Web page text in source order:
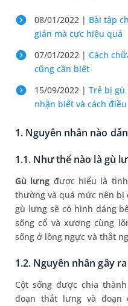
08/01/2022 | Bài tập
giản mà cực hiệu quả
07/01/2022 | Cách
cũng cần biết
15/09/2022 | Trẻ bị gù
nhận biết và cách
1. Nguyên nhân nào
1.1. Như thế nào là gù
Gù lưng được hiểu là
thường và quá mức nên bị
gù lưng sẽ có hình dáng
sống cổ và xương cùng
sống ở lồng ngực và thắt
1.2. Nguyên nhân gây
Cột sống được chia
đoạn thắt lưng và đoạn